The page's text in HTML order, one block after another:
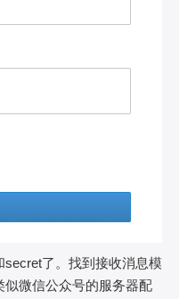
了。找到接收消息模
微信公众号的服务器配